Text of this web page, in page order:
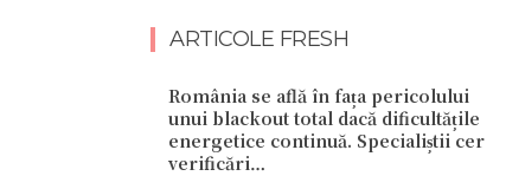
ARTICOLE FRESH
România se află în fața pericolului
unui blackout total dacă dificultățile
energetice continuă. Specialiștii cer
verificări…